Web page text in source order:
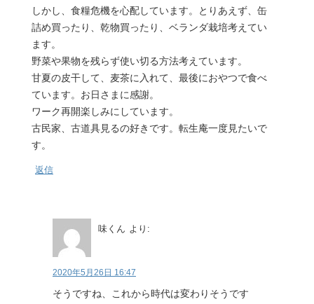
しかし、食糧危機を心配しています。とりあえず、缶
詰め買ったり、乾物買ったり、ベランダ栽培考えてい
ます。
野菜や果物を残らず使い切る方法考えています。
甘夏の皮干して、麦茶に入れて、最後におやつで食べ
ています。お日さまに感謝。
ワーク再開楽しみにしています。
古民家、古道具見るの好きです。転生庵一度見たいで
す。
返信
味くん より:
2020年5月26日 16:47
そうですね、これから時代は変わりそうです